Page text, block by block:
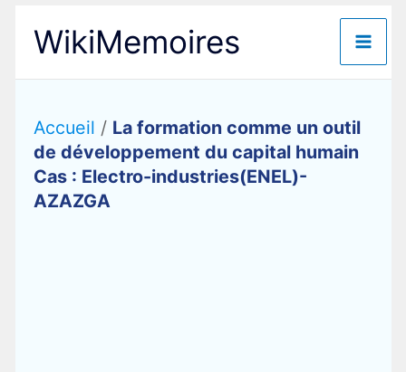
contenu
WikiMemoires
Accueil / La formation comme un outil
de développement du capital humain
Cas : Electro-industries(ENEL)-
AZAZGA